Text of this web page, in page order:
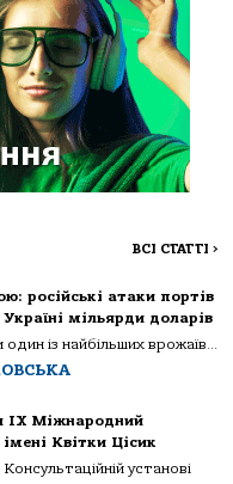
ВСІ СТАТТІ >
російські атаки портів
мільярди доларів
із найбільших врожаїв...
IX Міжнародний
Квітки Цісик
установі